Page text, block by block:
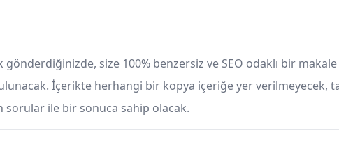
gönderdiğinizde, size 100% benzersiz ve SEO odaklı bir
İçerikte herhangi bir kopya içeriğe yer verilmeyecek,
sorular ile bir sonuca sahip olacak.